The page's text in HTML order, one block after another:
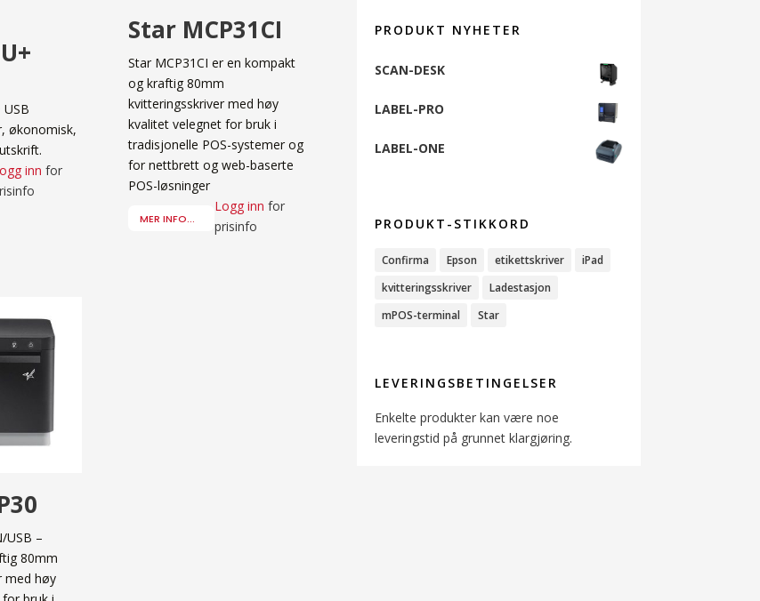
økonomisk,
inn for
Star MCP31CI
Star MCP31CI er en kompakt
og kraftig 80mm
kvitteringsskriver med høy
kvalitet velegnet for bruk i
tradisjonelle POS-systemer og
for nettbrett og web-baserte
POS-løsninger
MER INFO...
Logg inn for
prisinfo
USB –
80mm
med høy
PRODUKT NYHETER
SCAN-DESK
LABEL-PRO
LABEL-ONE
PRODUKT-STIKKORD
Confirma Epson etikettskriver
iPad
kvitteringsskriver
Ladestasjon
mPOS-terminal
Star
LEVERINGSBETINGELSER
Enkelte produkter kan være noe
leveringstid på grunnet klargjøring.